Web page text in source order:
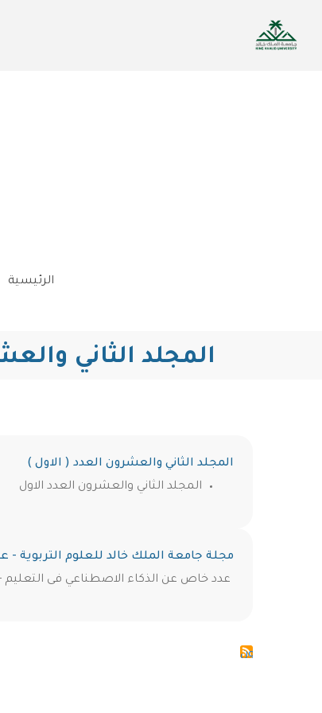
المحتوى
الرئيسية
المجلد الثاني
المجلد الثاني والعشرون العدد ( الاول )
المجلد الثاني والعشرون العدد الاول
مجلة جامعة الملك خالد للعلوم التربوية -
عدد خاص عن الذكاء الاصطناعي فى التعليم -